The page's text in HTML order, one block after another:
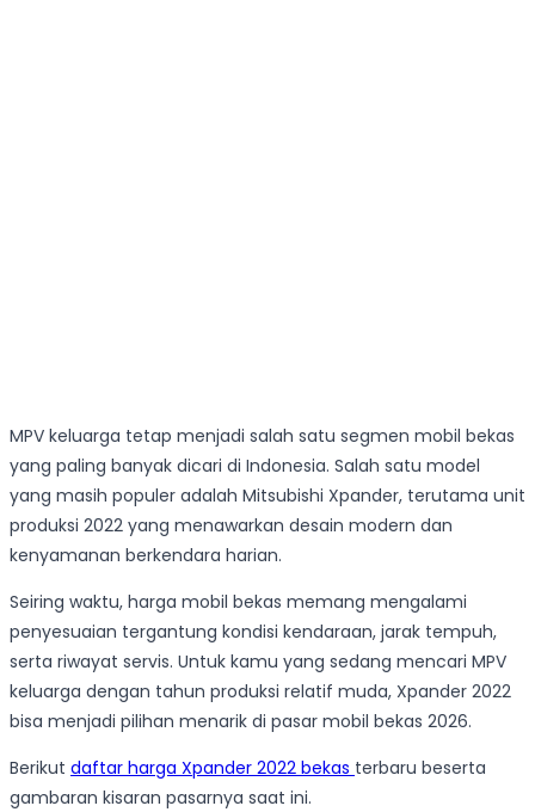
MPV keluarga tetap menjadi salah satu segmen mobil bekas
yang paling banyak dicari di Indonesia. Salah satu model
yang masih populer adalah Mitsubishi Xpander, terutama unit
produksi 2022 yang menawarkan desain modern dan
kenyamanan berkendara harian.
Seiring waktu, harga mobil bekas memang mengalami
penyesuaian tergantung kondisi kendaraan, jarak tempuh,
serta riwayat servis. Untuk kamu yang sedang mencari MPV
keluarga dengan tahun produksi relatif muda, Xpander 2022
bisa menjadi pilihan menarik di pasar mobil bekas 2026.
Berikut daftar harga Xpander 2022 bekas terbaru beserta
gambaran kisaran pasarnya saat ini.